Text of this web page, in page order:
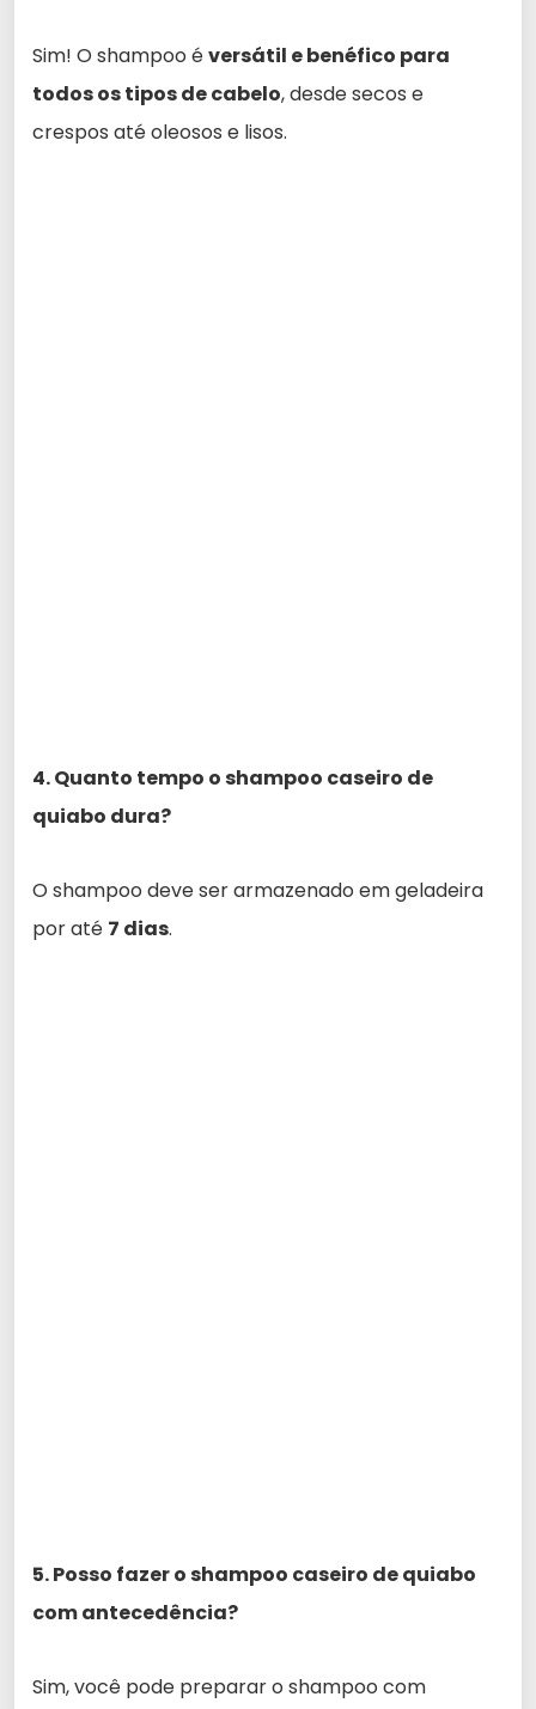
Sim! O shampoo éversátil e benéfico para
todos os tipos de cabelo, desde secos e
crespos até oleosos e lisos.
4. Quanto tempo o shampoo caseiro de
quiabo dura?
O shampoo deve ser armazenado em geladeira
por até 7 dias.
5. Posso fazer o shampoo caseiro de quiabo
com antecedência?
Sim, você pode preparar o shampoo com